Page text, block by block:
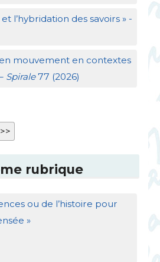
l’hybridation des savoirs » -
mouvement en contextes
Spirale77 (2026)
rubrique
ou de l’histoire pour
»